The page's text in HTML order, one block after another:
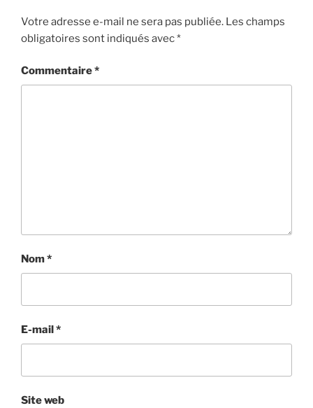
Votre adresse e-mail ne sera pas publiée. Les champs
obligatoires sont indiqués avec*
Commentaire*
Nom*
E-mail*
Site web